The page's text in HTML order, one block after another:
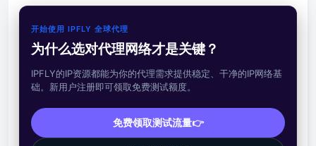
开始使用 IPFLY 全球代理
为什么选对代理网络才是关键？
IPFLY的IP资源都能为你的代理需求提供稳定、干净的IP网络基
础。新用户注册即可领取免费测试额度。
免费领取测试流量👉